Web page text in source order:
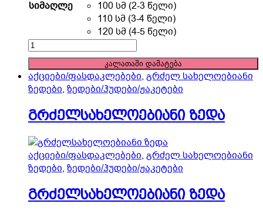
multiple
variants.
The
options
may
be
chosen
on
the
product
სიმაღლე
100 სმ (2-3 წელი)
110 სმ (3-4 წელი)
120 სმ (4-5 წელი)
გრძელსახელოებიანი
ზედა
quantity
კალათაში დამატება
აქციები/ფასდაკლებები, გრძელ სახელოებიანი
ზედები, ზედები/ჰუდები/ჟაკეტები
გრძელსახელოებიანი ზედა
აქციები/ფასდაკლებები, გრძელ სახელოებიანი
ზედები, ზედები/ჰუდები/ჟაკეტები
გრძელსახელოებიანი ზედა